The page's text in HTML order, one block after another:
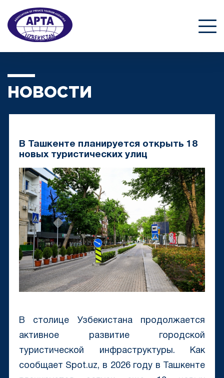
НОВОСТИ
В Ташкенте планируется открыть 18
новых туристических улиц
В столице Узбекистана продолжается
активное развитие городской
туристической инфраструктуры. Как
сообщает Spot.uz, в 2026 году в Ташкенте